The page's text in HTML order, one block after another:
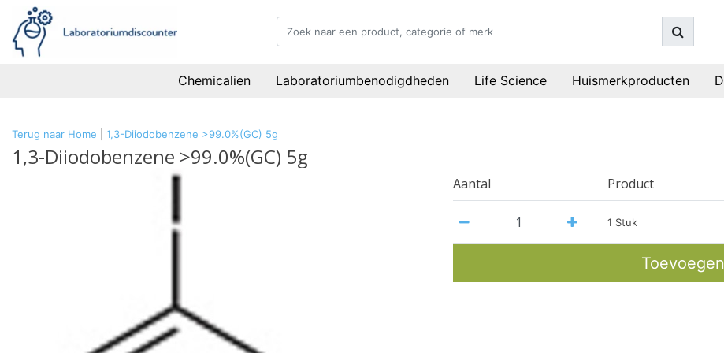
Chemicalien Laboratoriumbenodigdheden Life Science Huismerkproducten
Terug naar Home 1,3-Diiodobenzene >99.0%(GC) 5g
1,3-Diiodobenzene >99.0%(GC) 5g
Aantal Product
1 Stuk